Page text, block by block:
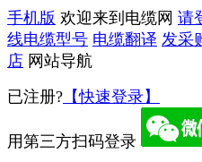
手机版 欢迎来到电缆网 请
线电缆型号 电缆翻译 发采
店 网站导航
已注册? 【快速登录】
用第三方扫码登录